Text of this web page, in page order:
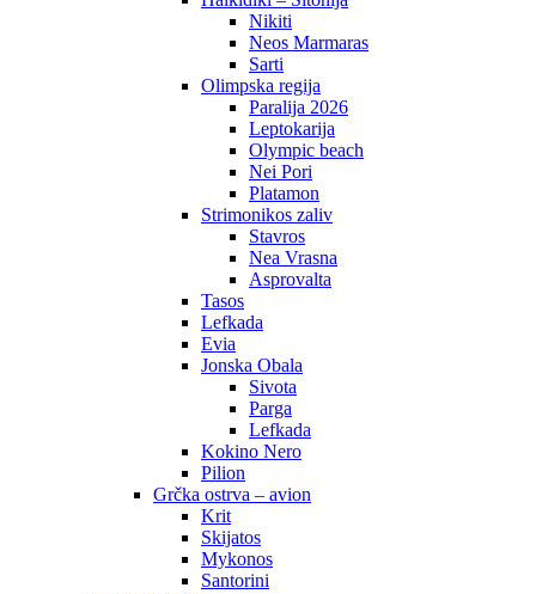
Nikiti
Neos Marmaras
Sarti
Olimpska regija
Paralija 2026
Leptokarija
Olympic beach
Nei Pori
Platamon
Strimonikos zaliv
Stavros
Nea Vrasna
Asprovalta
Tasos
Lefkada
Evia
Jonska Obala
Sivota
Parga
Lefkada
Kokino Nero
Pilion
Grčka ostrva – avion
Krit
Skijatos
Mykonos
Santorini